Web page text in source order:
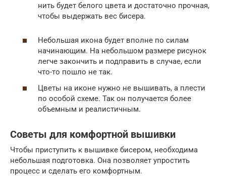
нить будет белого цвета и достаточно прочная,
чтобы выдержать вес бисера.
Небольшая икона будет вполне по силам
начинающим. На небольшом размере рисунок
легче закончить и подправить в случае, если
что-то пошло не так.
Цветы на иконе нужно не вышивать, а плести
по особой схеме. Так он получается более
объемным и реалистичным.
Советы для комфортной вышивки
Чтобы приступить к вышивке бисером, необходима
небольшая подготовка. Она позволяет упростить
процесс и сделать его комфортным.